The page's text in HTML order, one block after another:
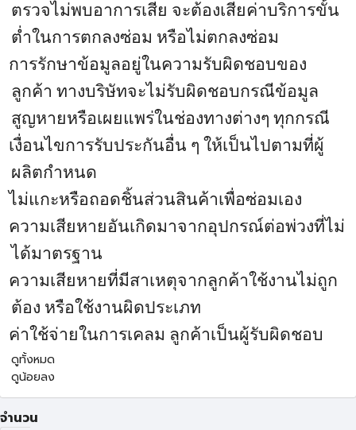
ตรวจไม่พบอาการเสีย จะต้องเสียค่าบริการขั้น
ต่ำในการตกลงซ่อม หรือไม่ตกลงซ่อม
การรักษาข้อมูลอยู่ในความรับผิดชอบของ
ลูกค้า ทางบริษัทจะไม่รับผิดชอบกรณีข้อมูล
สูญหายหรือเผยแพร่ในช่องทางต่างๆ ทุกกรณี
เงื่อนไขการรับประกันอื่น ๆ ให้เป็นไปตามที่ผู้
ผลิตกำหนด
ไม่แกะหรือถอดชิ้นส่วนสินค้าเพื่อซ่อมเอง
ความเสียหายอันเกิดมาจากอุปกรณ์ต่อพ่วงที่ไม่
ได้มาตรฐาน
ความเสียหายที่มีสาเหตุจากลูกค้าใช้งานไม่ถูก
ต้อง หรือใช้งานผิดประเภท
ค่าใช้จ่ายในการเคลม ลูกค้าเป็นผู้รับผิดชอบ
ดูทั้งหมด
ดูน้อยลง
จำนวน